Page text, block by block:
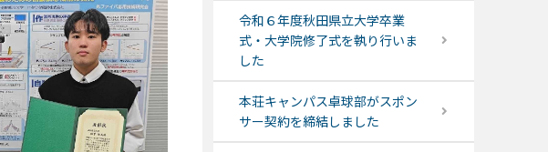
令和６年度秋田県立大学卒業
式・大学院修了式を執り行いま
した
本荘キャンパス卓球部がスポン
サー契約を締結しました